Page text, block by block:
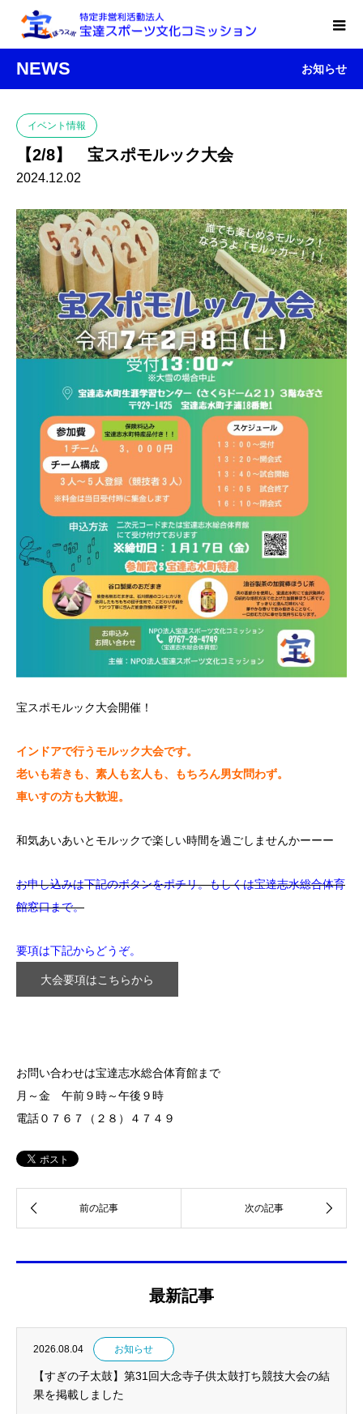
NEWS お知らせ
イベント情報
【2/8】 宝スポモルック大会
2024.12.02
宝スポモルック大会開催！
インドアで行うモルック大会です。
老いも若きも、素人も玄人も、もちろん男女問わず。
車いすの方も大歓迎。
和気あいあいとモルックで楽しい時間を過ごしませんかーーー
お申し込みは下記のボタンをポチリ。もしくは宝達志水総合体育
館窓口まで。
要項は下記からどうぞ。
大会要項はこちらから
お問い合わせは宝達志水総合体育館まで
月～金 午前９時～午後９時
電話０７６７（２８）４７４９
最新記事
2026.08.04 お知らせ
【すぎの子太鼓】第31回大念寺子供太鼓打ち競技大会の結
果を掲載しました